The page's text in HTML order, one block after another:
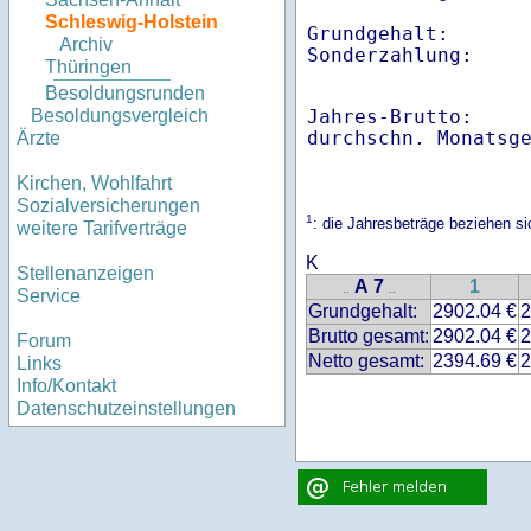
Schleswig-Holstein
Archiv
Thüringen
Besoldungsrunden
Besoldungsvergleich
Ärzte
Kirchen, Wohlfahrt
Sozialversicherungen
weitere Tarifverträge
Stellenanzeigen
Service
Forum
Links
Info/Kontakt
Datenschutzeinstellungen
Grundgehalt:
Jahres-
1: die Jahresbeträge beziehen
K
.. A 7 ..
1
Grundgehalt:
2902.04 €
Brutto gesamt: 2902.04 €
Netto gesamt: 2394.69 €